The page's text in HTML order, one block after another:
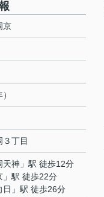
京
３丁目
天神 」駅 徒歩12分
」駅 徒歩22分
日 」駅 徒歩26分